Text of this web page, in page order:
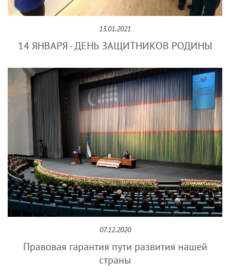
13.01.2021
14 ЯНВАРЯ - ДЕНЬ ЗАЩИТНИКОВ РОДИНЫ
07.12.2020
Правовая гарантия пути развития нашей
страны